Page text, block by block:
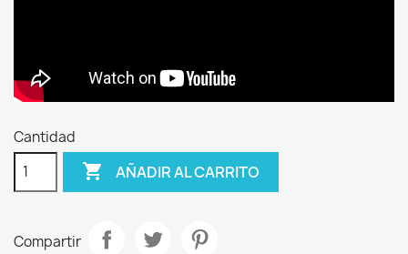
Cantidad
 AÑADIR AL CARRITO
Compartir